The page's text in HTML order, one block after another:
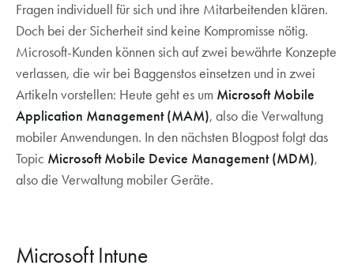
Fragen individuell für sich und ihre Mitarbeitenden klären.
Doch bei der Sicherheit sind keine Kompromisse nötig.
Microsoft-Kunden können sich auf zwei bewährte Konzepte
verlassen, die wir bei Baggenstos einsetzen und in zwei
Artikeln vorstellen: Heute geht es um Microsoft Mobile
Application Management (MAM), also die Verwaltung
mobiler Anwendungen. In den nächsten Blogpost folgt das
Topic Microsoft Mobile Device Management (MDM),
also die Verwaltung mobiler Geräte.
Microsoft Intune